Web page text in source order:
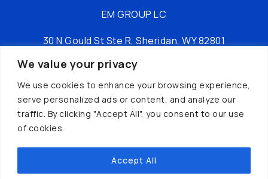
We value your privacy
We use cookies to enhance your browsing experience,
serve personalized ads or content, and analyze our
traffic. By clicking "Accept All", you consent to our use
of cookies.
Accept All
EM GROUP LC
30 N Gould St Ste R, Sheridan, WY 82801
tél : +16197149049